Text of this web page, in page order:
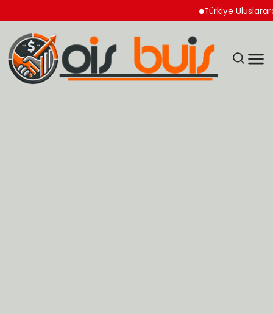
Türkiye Uluslararası